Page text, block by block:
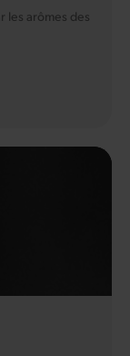
les arômes des